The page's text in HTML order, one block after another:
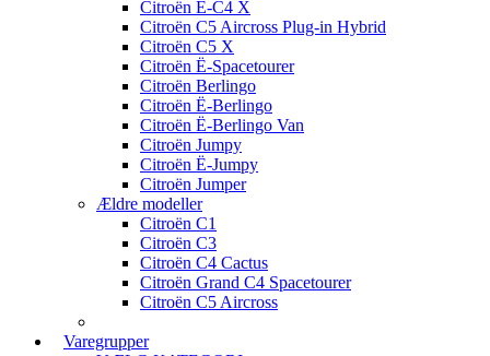
Citroën Ë-C4 X
Citroën C5 Aircross Plug-in Hybrid
Citroën C5 X
Citroën Ë-Spacetourer
Citroën Berlingo
Citroën Ë-Berlingo
Citroën Ë-Berlingo Van
Citroën Jumpy
Citroën Ë-Jumpy
Citroën Jumper
Ældre modeller
Citroën C1
Citroën C3
Citroën C4 Cactus
Citroën Grand C4 Spacetourer
Citroën C5 Aircross
Varegrupper